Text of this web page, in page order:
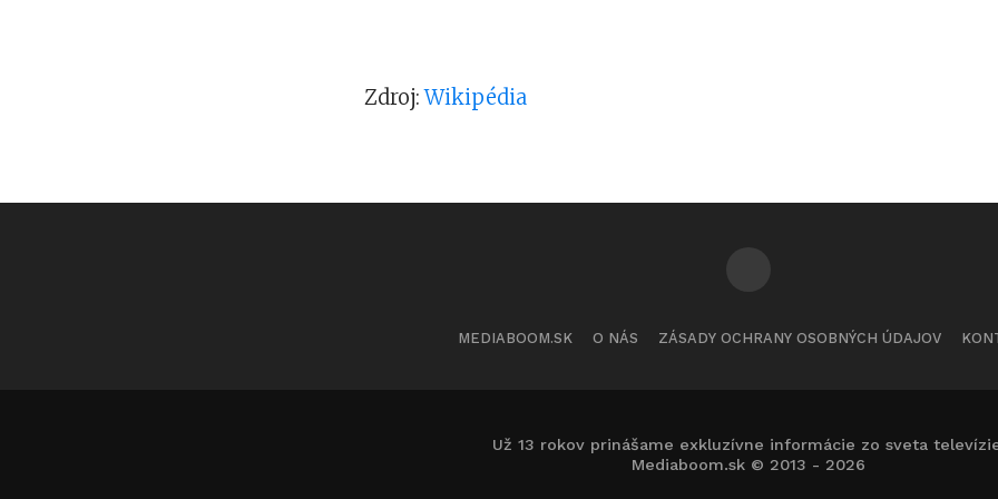
Zdroj:Wikipédia
MEDIABOOM.SK O NÁS ZÁSADY OCHRANY OSOBNÝCH ÚDAJOV
Už 13 rokov prinášame exkluzívne informácie zo sveta
Mediaboom.sk © 2013 - 2026